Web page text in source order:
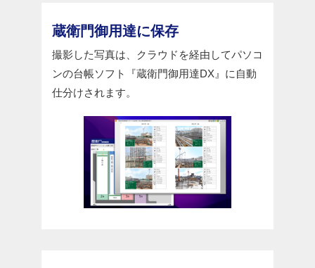
蔵衛門御用達に保存
撮影した写真は、クラウドを経由してパソコ
ンの台帳ソフト『蔵衛門御用達DX』に自動
仕分けされます。